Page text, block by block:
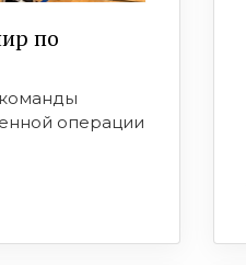
по
операции